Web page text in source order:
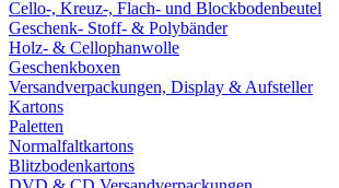
Cello-, Kreuz-, Flach- und Blockbodenbeutel
Geschenk- Stoff- & Polybänder
Holz- & Cellophanwolle
Geschenkboxen
Versandverpackungen, Display & Aufsteller
Kartons
Paletten
Normalfaltkartons
Blitzbodenkartons